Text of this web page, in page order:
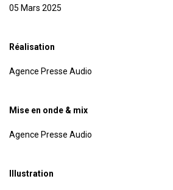
05 Mars 2025
Réalisation
Agence Presse Audio
Mise en onde & mix
Agence Presse Audio
Illustration